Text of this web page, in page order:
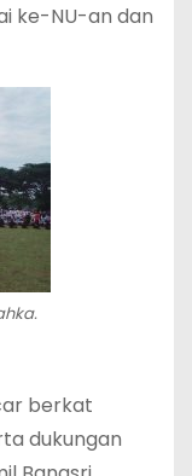
ke-NU-an dan
berkat
dukungan